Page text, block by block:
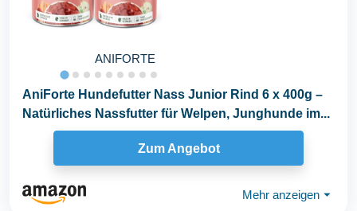
ANIFORTE
AniForte Hundefutter Nass Junior Rind 6 x 400g –
Natürliches Nassfutter für Welpen, Junghunde im...
Zum Angebot
Mehr anzeigen ⏷